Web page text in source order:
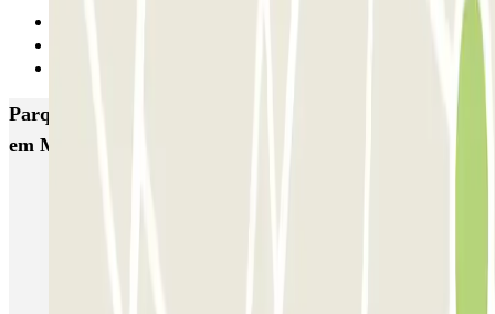
Parques de estacionamento com melhor classificação
em Madrid